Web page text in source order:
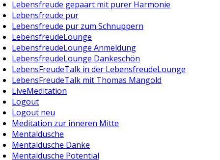
Lebensfreude gepaart mit purer Harmonie
Lebensfreude pur
Lebensfreude pur zum Schnuppern
LebensfreudeLounge
LebensfreudeLounge Anmeldung
LebensfreudeLounge Dankeschön
LebensFreudeTalk in der LebensfreudeLounge
LebensFreudeTalk mit Thomas Mangold
LiveMeditation
Logout
Logout neu
Meditation zur inneren Mitte
Mentaldusche
Mentaldusche Danke
Mentaldusche Potential